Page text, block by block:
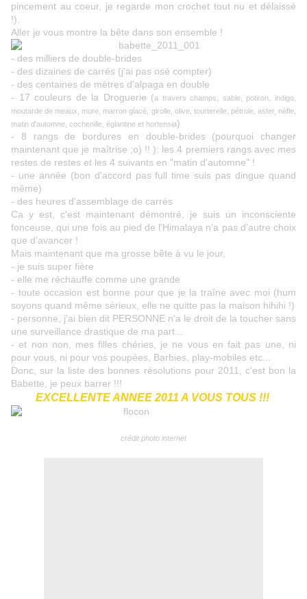
pincement au coeur, je regarde mon crochet tout nu et délaissé
!).
Aller je vous montre la bête dans son ensemble !
- des milliers de double-brides
- des dizaines de carrés (j'ai pas osé compter)
- des centaines de mètres d'alpaga en double
- 17 couleurs de la Droguerie (a travers champs, sable, potiron, indigo,
moutarde de meaux, mure, marron glacé, girolle, olive, tourterelle, pétrole, aster, nèfle,
matin d'automne, cochenille, églantine et hortensia)
- 8 rangs de bordures en double-brides (pourquoi changer
maintenant que je maîtrise ;o) !! ): les 4 premiers rangs avec mes
restes de restes et les 4 suivants en "matin d'automne" !
- une année (bon d'accord pas full time suis pas dingue quand
même)
- des heures d'assemblage de carrés
Ca y est, c'est maintenant démontré, je suis un inconsciente
fonceuse, qui une fois au pied de l'Himalaya n'a pas d'autre choix
que d'avancer !
Mais maintenant que ma grosse bête à vu le jour,
- je suis super fière
- elle me réchauffe comme une grande
- toute occasion est bonne pour que je la traîne avec moi (hum
soyons quand même sérieux, elle ne quitte pas la maison hihihi !)
- personne, j'ai bien dit PERSONNE n'a le droit de la toucher sans
une surveillance drastique de ma part...
- et non non, mes filles chéries, je ne vous en fait pas une, ni
pour vous, ni pour vos poupées, Barbies, play-mobiles etc...
Donc, sur la liste des bonnes résolutions pour 2011, c'est bon la
Babette, je peux barrer !!!
EXCELLENTE ANNEE 2011 A VOUS TOUS !!!
crédit photo internet